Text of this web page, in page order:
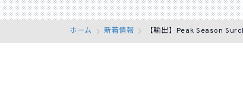
ホーム 新着情報 【輸出】Peak Season